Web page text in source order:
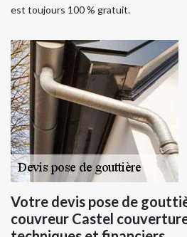
est toujours 100 % gratuit.
Votre devis pose de
couvreur Castel